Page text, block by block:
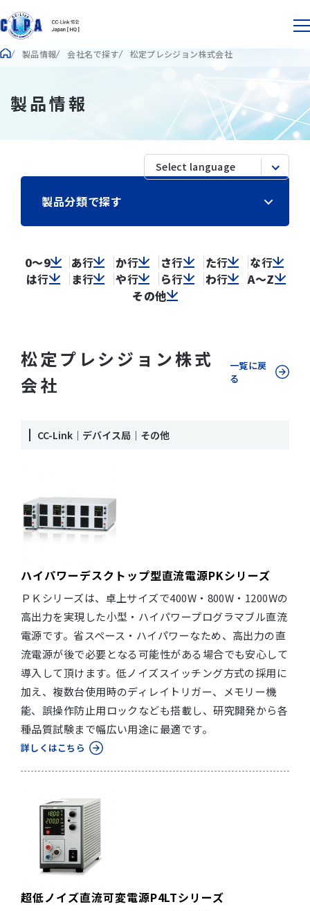
製品情報 会社名で探す 松定プレシジョン株式会社
製品情報
製品分類で探す
0～9 あ行 か行 さ行 た行 な行
は行 ま行 や行 ら行 わ行
A～Z
その他
松定プレシジョン株式
会社
一覧に戻
る
CC-Link｜デバイス局｜その他
ハイパワーデスクトップ型直流電源PKシリーズ
ＰＫシリーズは、卓上サイズで400W・800W・1200Wの
高出力を実現した小型・ハイパワープログラマブル直流
電源です。省スペース・ハイパワーなため、高出力の直
流電源が後で必要となる可能性がある場合でも安心して
導入して頂けます。低ノイズスイッチング方式の採用に
加え、複数台使用時のディレイトリガー、メモリー機
能、誤操作防止用ロックなども搭載し、研究開発から各
種品質試験まで幅広い用途に最適です。
詳しくはこちら
超低ノイズ直流可変電源P4LTシリーズ